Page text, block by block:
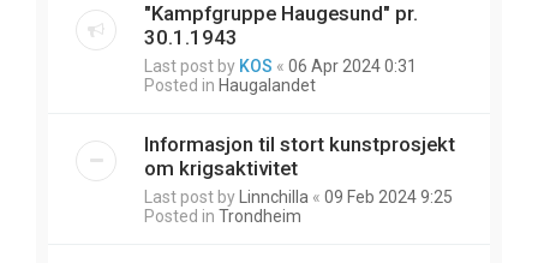
"Kampfgruppe Haugesund" pr.
30.1.1943
Last post by KOS « 06 Apr 2024 0:31
Posted in Haugalandet
Informasjon til stort kunstprosjekt
om krigsaktivitet
Last post by Linnchilla « 09 Feb 2024 9:25
Posted in Trondheim